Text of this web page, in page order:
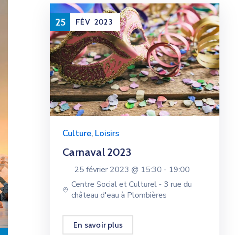
25 FÉV 2023
Culture, Loisirs
Carnaval 2023
25 février 2023 @ 15:30 - 19:00
Centre Social et Culturel - 3 rue du
château d'eau à Plombières
En savoir plus